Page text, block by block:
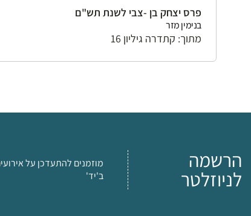
פרס יצחק בן -צבי לשנת תש"ם
בנימין מזר
מתוך: קתדרה גיליון 16
הרשמה
לניוזלטר
מוזמנים להתעדכן על
ב'יד'